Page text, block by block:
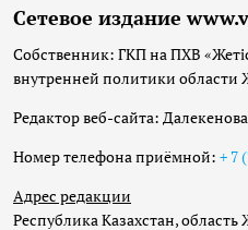
Сетевое издание
Собственник: ГКП на ПХВ
внутренней политики области
Редактор веб-сайта:
Номер телефона приёмной: + 7
Адрес редакции
Республика Казахстан, область